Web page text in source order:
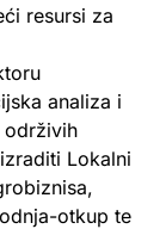
resursi za
analiza i
održivih
Lokalni
otkup te